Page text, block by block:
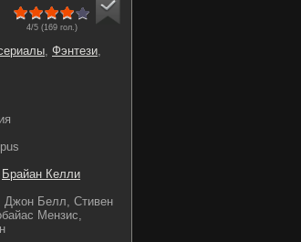
4/5 (169гол.)
, Фэнтези,
Брайан Келли
Джон Белл, Стивен
Мензис,